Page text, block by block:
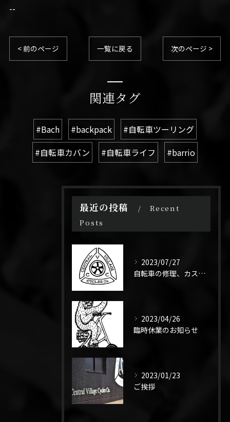
--
< 前のページ 一覧に戻る 次のページ >
関連タグ
#Bach #backpack
#自転車ツーリング
#自転車カバン
#自転車ライフ #barrio
最近の投稿
Recent
Posts
2023/07/27
自転車の修理、カスタムなんでもやります！ママチャリでもスポーツ車でもご相談ください。
2023/04/26
臨時休業のお知らせ
2023/01/23
ご挨拶